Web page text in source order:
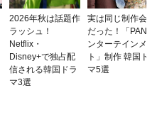
2026年秋は話題作
ラッシュ！
Netflix・
Disney+で独占配
信される韓国ドラ
マ3選
実は同じ制作会社
だった！「PANエ
ンターテインメン
ト」制作 韓国ドラ
マ5選